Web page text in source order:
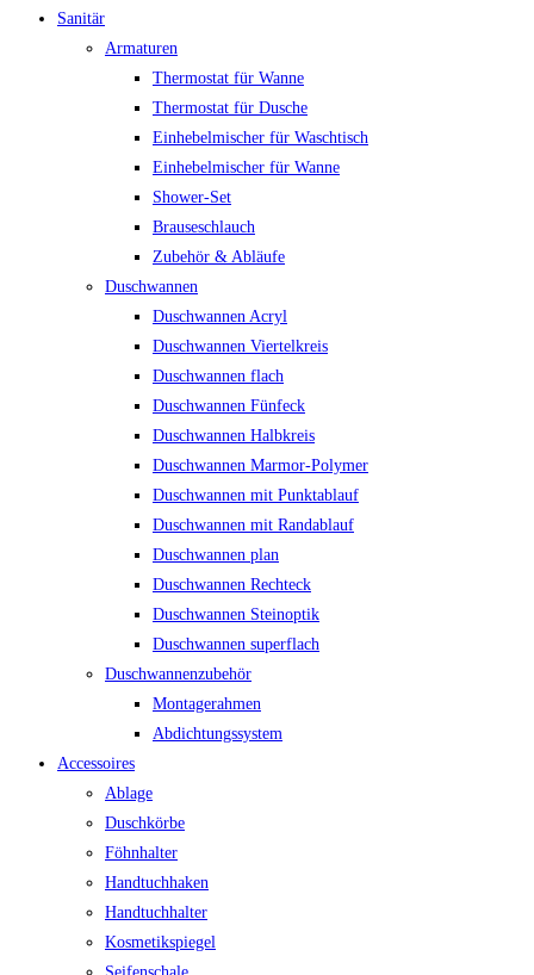
Sanitär
Armaturen
Thermostat für Wanne
Thermostat für Dusche
Einhebelmischer für Waschtisch
Einhebelmischer für Wanne
Shower-Set
Brauseschlauch
Zubehör & Abläufe
Duschwannen
Duschwannen Acryl
Duschwannen Viertelkreis
Duschwannen flach
Duschwannen Fünfeck
Duschwannen Halbkreis
Duschwannen Marmor-Polymer
Duschwannen mit Punktablauf
Duschwannen mit Randablauf
Duschwannen plan
Duschwannen Rechteck
Duschwannen Steinoptik
Duschwannen superflach
Duschwannenzubehör
Montagerahmen
Abdichtungssystem
Accessoires
Ablage
Duschkörbe
Föhnhalter
Handtuchhaken
Handtuchhalter
Kosmetikspiegel